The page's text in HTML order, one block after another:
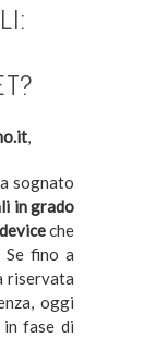
,
sognato
in grado
che
fino a
riservata
oggi
in fase di